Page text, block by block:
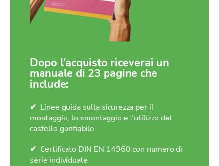
Dopo l’acquisto riceverai un
manuale di 23 pagine che
include:
Linee guida sulla sicurezza per il
montaggio, lo smontaggio e l’utilizzo del
castello gonfiabile
Certificato DIN EN 14960 con numero di
serie individuale